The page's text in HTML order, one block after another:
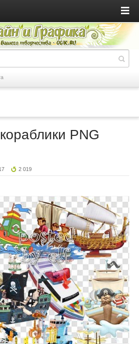
PNG
2 019